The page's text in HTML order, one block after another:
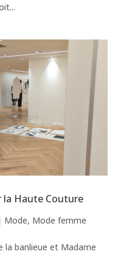
la Haute Couture
Mode, Mode femme
la banlieue et Madame